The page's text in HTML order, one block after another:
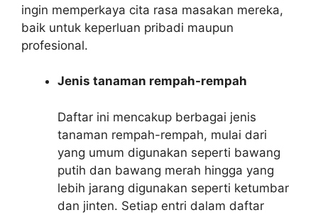
ingin memperkaya cita rasa masakan mereka,
baik untuk keperluan pribadi maupun
profesional.
Jenis tanaman rempah-rempah
Daftar ini mencakup berbagai jenis
tanaman rempah-rempah, mulai dari
yang umum digunakan seperti bawang
putih dan bawang merah hingga yang
lebih jarang digunakan seperti ketumbar
dan jinten. Setiap entri dalam daftar